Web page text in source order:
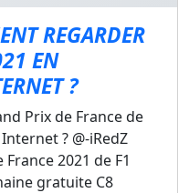
REGARDER
EN
?
Prix de France de
? @-iRedZ
2021 de F1
gratuite C8